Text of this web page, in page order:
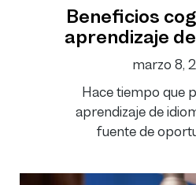
Beneficios
aprendizaje de
marzo 8,
Hace tiempo que
aprendizaje de
fuente de